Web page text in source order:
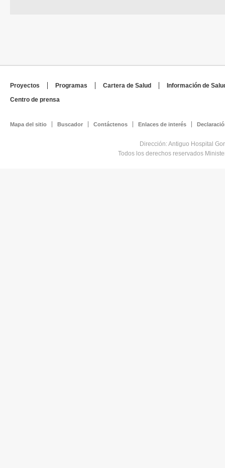
Proyectos Programas Cartera de Salud
Información de
Centro de prensa
Mapa del sitio Buscador Contáctenos Enlaces de interés
Dirección: Antiguo Hospital
Todos los derechos reservados